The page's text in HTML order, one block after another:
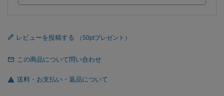
レビューを投稿する
この商品について問い合わせ
送料・お支払い・返品について